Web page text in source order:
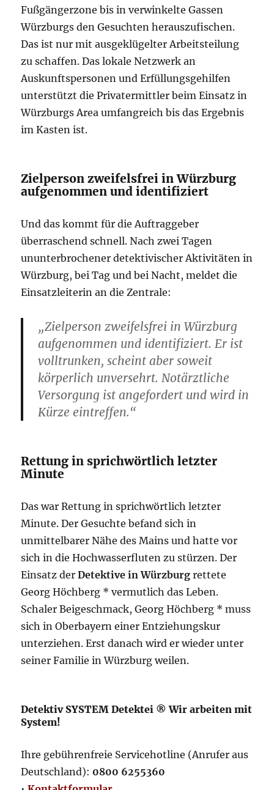
Fußgängerzone bis in verwinkelte Gassen
Würzburgs den Gesuchten herauszufischen.
Das ist nur mit ausgeklügelter Arbeitsteilung
zu schaffen. Das lokale Netzwerk an
Auskunftspersonen und Erfüllungsgehilfen
unterstützt die Privatermittler beim Einsatz in
Würzburgs Area umfangreich bis das Ergebnis
im Kasten ist.
Zielperson zweifelsfrei in Würzburg
aufgenommen und identifiziert
Und das kommt für die Auftraggeber
überraschend schnell. Nach zwei Tagen
ununterbrochener detektivischer Aktivitäten in
Würzburg, bei Tag und bei Nacht, meldet die
Einsatzleiterin an die Zentrale:
„Zielperson zweifelsfrei in Würzburg
aufgenommen und identifiziert. Er ist
volltrunken, scheint aber soweit
körperlich unversehrt. Notärztliche
Versorgung ist angefordert und wird in
Kürze eintreffen.“
Rettung in sprichwörtlich letzter
Minute
Das war Rettung in sprichwörtlich letzter
Minute. Der Gesuchte befand sich in
unmittelbarer Nähe des Mains und hatte vor
sich in die Hochwasserfluten zu stürzen. Der
Einsatz derDetektive in Würzburg rettete
Georg Höchberg * vermutlich das Leben.
Schaler Beigeschmack, Georg Höchberg * muss
sich in Oberbayern einer Entziehungskur
unterziehen. Erst danach wird er wieder unter
seiner Familie in Würzburg weilen.
Detektiv SYSTEM Detektei ® Wir arbeiten mit
System!
Ihre gebührenfreie Servicehotline (Anrufer aus
Deutschland): 0800 6255360